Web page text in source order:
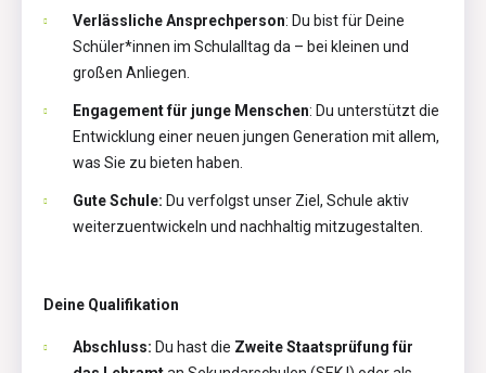
Verlässliche Ansprechperson: Du bist für Deine
Schüler*innen im Schulalltag da – bei kleinen und
großen Anliegen.
Engagement für junge Menschen: Du unterstützt die
Entwicklung einer neuen jungen Generation mit allem,
was Sie zu bieten haben.
Gute Schule: Du verfolgst unser Ziel, Schule aktiv
weiterzuentwickeln und nachhaltig mitzugestalten.
Deine Qualifikation
Abschluss: Du hast die Zweite Staatsprüfung für